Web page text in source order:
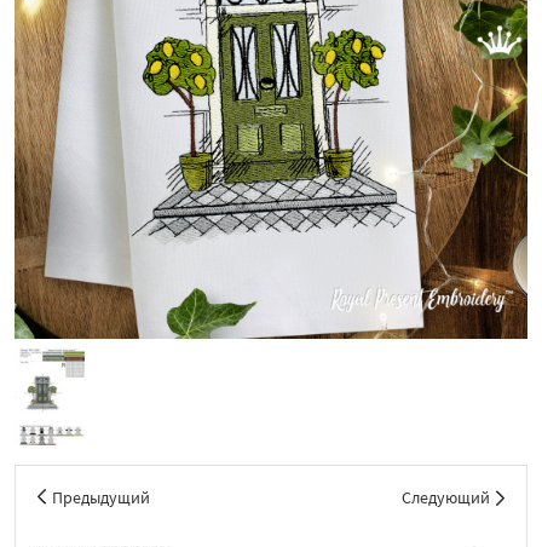
Предыдущий Следующий